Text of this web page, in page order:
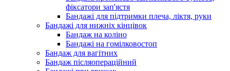
фіксатори зап'ястя
Бандажі для підтримки плеча, ліктя, руки
Бандажі для нижніх кінцівок
Бандаж на коліно
Бандажі на гомілковостоп
Бандаж для вагітних
Бандаж післяопераційний